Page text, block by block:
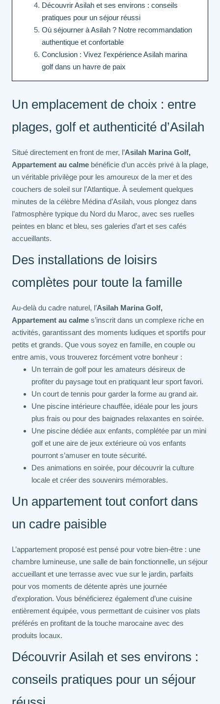
Découvrir Asilah et ses environs : conseils
pratiques pour un séjour réussi
Où séjourner à Asilah ? Notre recommandation
authentique et confortable
Conclusion : Vivez l’expérience Asilah marina
golf dans un havre de paix
Un emplacement de choix : entre
plages, golf et authenticité d’Asilah
Situé directement en front de mer, l’Asilah Marina Golf,
Appartement au calme bénéficie d’un accès privé à la plage,
un véritable privilège pour les amoureux de la mer et des
couchers de soleil sur l’Atlantique. À seulement quelques
minutes de la célèbre Médina d’Asilah, vous plongez dans
l’atmosphère typique du Nord du Maroc, avec ses ruelles
peintes en blanc et bleu, ses galeries d’art et ses cafés
accueillants.
Des installations de loisirs
complètes pour toute la famille
Au-delà du cadre naturel, l’Asilah Marina Golf,
Appartement au calme s’inscrit dans un complexe riche en
activités, garantissant des moments ludiques et sportifs pour
petits et grands. Que vous soyez en famille, en couple ou
entre amis, vous trouverez forcément votre bonheur :
Un terrain de golf pour les amateurs désireux de
profiter du paysage tout en pratiquant leur sport favori.
Un court de tennis pour garder la forme au grand air.
Une piscine intérieure chauffée, idéale pour les jours
plus frais ou pour des baignades relaxantes en soirée.
Une piscine dédiée aux enfants, complétée par un mini
golf et une aire de jeux extérieure où vos enfants
pourront s’amuser en toute sécurité.
Des animations en soirée, pour découvrir la culture
locale et créer des souvenirs mémorables.
Un appartement tout confort dans
un cadre paisible
L’appartement proposé est pensé pour votre bien-être : une
chambre lumineuse, une salle de bain fonctionnelle, un séjour
accueillant et une terrasse avec vue sur le jardin, parfaits
pour vos moments de détente après une journée
d’exploration. Vous bénéficierez également d’une cuisine
entièrement équipée, vous permettant de cuisiner vos plats
préférés en profitant de la touche marocaine avec des
produits locaux.
Découvrir Asilah et ses environs :
conseils pratiques pour un séjour